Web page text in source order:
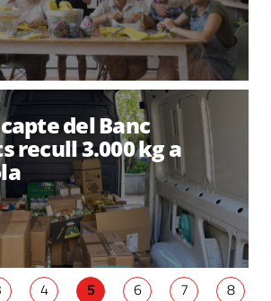
del Banc
recull 3.000 kg a
4 5 6 7
8